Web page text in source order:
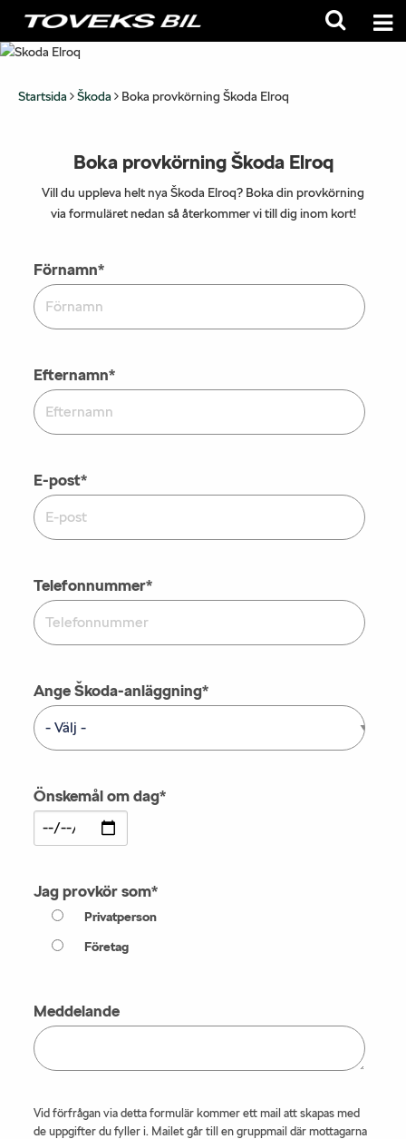
Startsida Škoda Boka provkörning Škoda Elroq
Boka provkörning Škoda Elroq
Vill du uppleva helt nya Škoda Elroq? Boka din provkörning
via formuläret nedan så återkommer vi till dig inom kort!
Förnamn*
Efternamn*
E-post*
Telefonnummer*
Ange Škoda-anläggning*
Önskemål om dag*
Jag provkör som*
Privatperson
Företag
Meddelande
Vid förfrågan via detta formulär kommer ett mail att skapas med
de uppgifter du fyller i. Mailet går till en gruppmail där mottagarna